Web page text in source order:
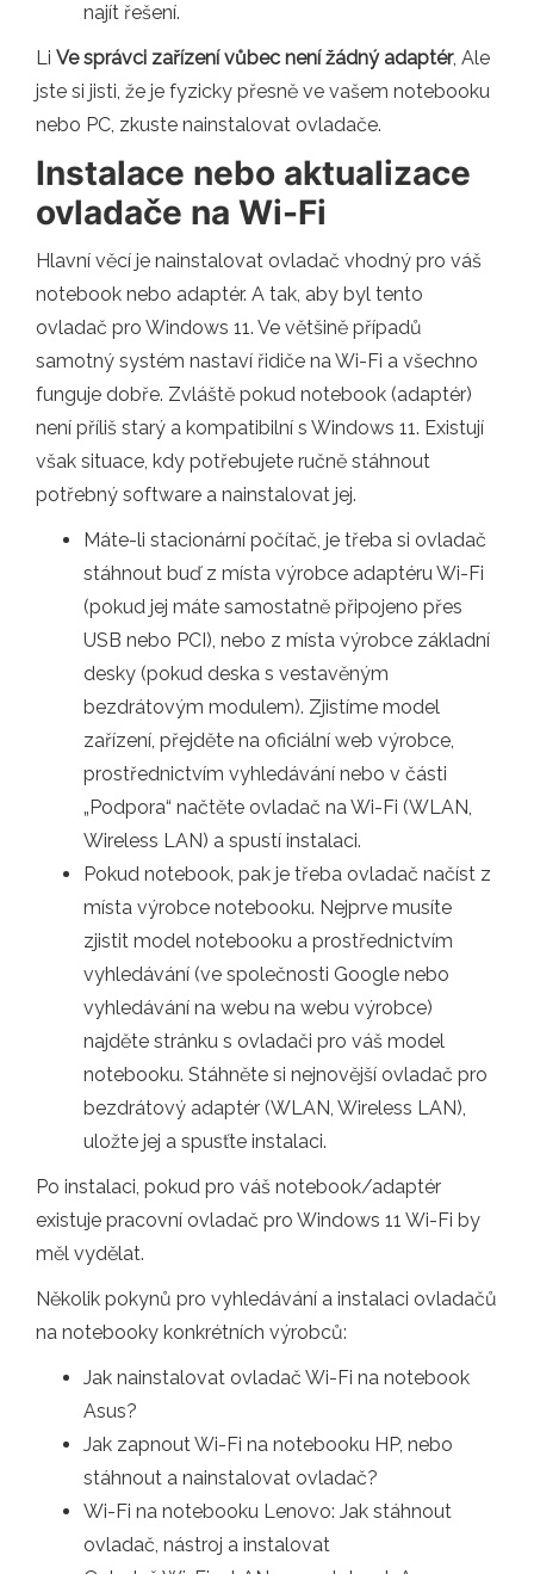
najít řešení.
Li Ve správci zařízení vůbec není žádný adaptér, Ale
jste si jisti, že je fyzicky přesně ve vašem notebooku
nebo PC, zkuste nainstalovat ovladače.
Instalace nebo aktualizace
ovladače na Wi-Fi
Hlavní věcí je nainstalovat ovladač vhodný pro váš
notebook nebo adaptér. A tak, aby byl tento
ovladač pro Windows 11. Ve většině případů
samotný systém nastaví řidiče na Wi-Fi a všechno
funguje dobře. Zvláště pokud notebook (adaptér)
není příliš starý a kompatibilní s Windows 11. Existují
však situace, kdy potřebujete ručně stáhnout
potřebný software a nainstalovat jej.
Máte-li stacionární počítač, je třeba si ovladač
stáhnout buď z místa výrobce adaptéru Wi-Fi
(pokud jej máte samostatně připojeno přes
USB nebo PCI), nebo z místa výrobce základní
desky (pokud deska s vestavěným
bezdrátovým modulem). Zjistíme model
zařízení, přejděte na oficiální web výrobce,
prostřednictvím vyhledávání nebo v části
„Podpora“ načtěte ovladač na Wi-Fi (WLAN,
Wireless LAN) a spustí instalaci.
Pokud notebook, pak je třeba ovladač načíst z
místa výrobce notebooku. Nejprve musíte
zjistit model notebooku a prostřednictvím
vyhledávání (ve společnosti Google nebo
vyhledávání na webu na webu výrobce)
najděte stránku s ovladači pro váš model
notebooku. Stáhněte si nejnovější ovladač pro
bezdrátový adaptér (WLAN, Wireless LAN),
uložte jej a spusťte instalaci.
Po instalaci, pokud pro váš notebook/adaptér
existuje pracovní ovladač pro Windows 11 Wi-Fi by
měl vydělat.
Několik pokynů pro vyhledávání a instalaci ovladačů
na notebooky konkrétních výrobců:
Jak nainstalovat ovladač Wi-Fi na notebook
Asus?
Jak zapnout Wi-Fi na notebooku HP, nebo
stáhnout a nainstalovat ovladač?
Wi-Fi na notebooku Lenovo: Jak stáhnout
ovladač, nástroj a instalovat